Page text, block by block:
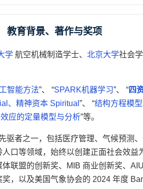
教育背景、著作与奖项
学 航空机械制造学士、 北京大学社会学
智能方法”、 “SPARK机器学习”、 “四
、精神资本 Spiritual ”、 “结构方程模
应的定量模型与分析”等。
驱者之一，包括医疗管理、气候预测
口等领域，始终以创建正面社会效益
联盟的创新奖、MIB 商业创新奖、
，以及美国气象协会的 2024 年度